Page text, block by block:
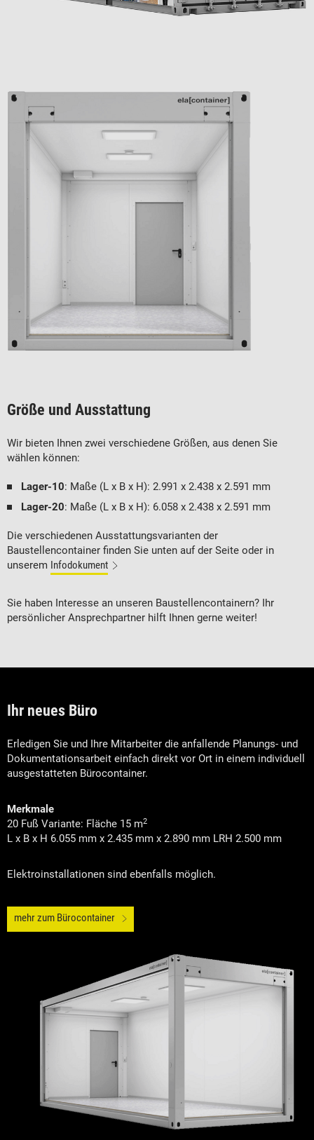
Größe und Ausstattung
Wir bieten Ihnen zwei verschiedene Größen, aus denen Sie
wählen können:
Lager-10: Maße (L x B x H): 2.991 x 2.438 x 2.591 mm
Lager-20: Maße (L x B x H): 6.058 x 2.438 x 2.591 mm
Die verschiedenen Ausstattungsvarianten der
Baustellencontainer finden Sie unten auf der Seite oder in
unserem Infodokument
Sie haben Interesse an unseren Baustellencontainern? Ihr
persönlicher Ansprechpartner hilft Ihnen gerne weiter!
Ihr neues Büro
Erledigen Sie und Ihre Mitarbeiter die anfallende Planungs- und
Dokumentationsarbeit einfach direkt vor Ort in einem individuell
ausgestatteten Bürocontainer.
Merkmale
20 Fuß Variante: Fläche 15 m2
L x B x H 6.055 mm x 2.435 mm x 2.890 mm LRH 2.500 mm
Elektroinstallationen sind ebenfalls möglich.
mehr zum Bürocontainer